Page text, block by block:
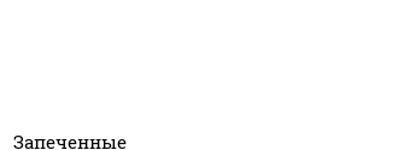
Запеченные